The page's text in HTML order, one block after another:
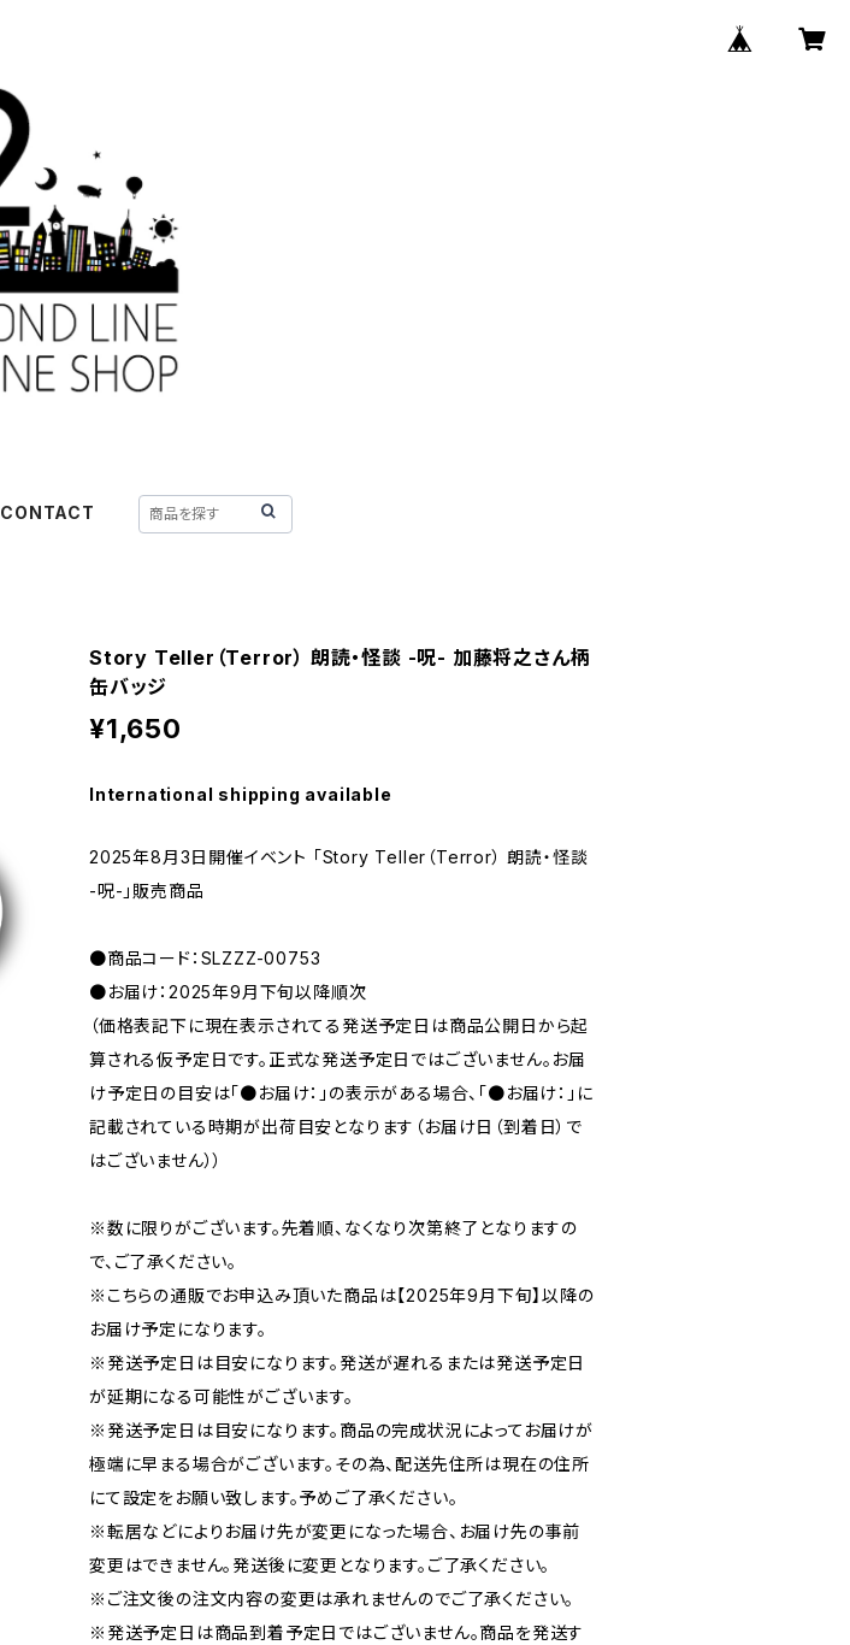
CONTACT
Story Teller（Terror） 朗読・怪談 -呪- 加藤将之さん柄
缶バッジ
¥1,650
International shipping available
2025年8月3日開催イベント 「Story Teller（Terror） 朗読・怪談
-呪-」販売商品
●商品コード：SLZZZ-00753
●お届け：2025年9月下旬以降順次
（価格表記下に現在表示されてる発送予定日は商品公開日から起
算される仮予定日です。正式な発送予定日ではございません。お届
け予定日の目安は「●お届け：」の表示がある場合、「●お届け：」に
記載されている時期が出荷目安となります（お届け日（到着日）で
はございません））
※数に限りがございます。先着順、なくなり次第終了となりますの
で、ご了承ください。
※こちらの通販でお申込み頂いた商品は【2025年9月下旬】以降の
お届け予定になります。
※発送予定日は目安になります。発送が遅れるまたは発送予定日
が延期になる可能性がございます。
※発送予定日は目安になります。商品の完成状況によってお届けが
極端に早まる場合がございます。その為、配送先住所は現在の住所
にて設定をお願い致します。予めご了承ください。
※転居などによりお届け先が変更になった場合、お届け先の事前
変更はできません。発送後に変更となります。ご了承ください。
※ご注文後の注文内容の変更は承れませんのでご了承ください。
※発送予定日は商品到着予定日ではございません。商品を発送す